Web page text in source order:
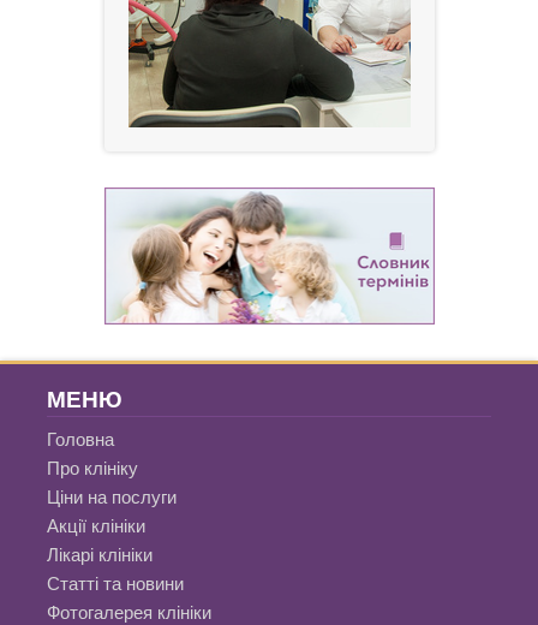
МЕНЮ
Головна
Про клініку
Ціни на послуги
Акції клініки
Лікарі клініки
Статті та новини
Фотогалерея клініки